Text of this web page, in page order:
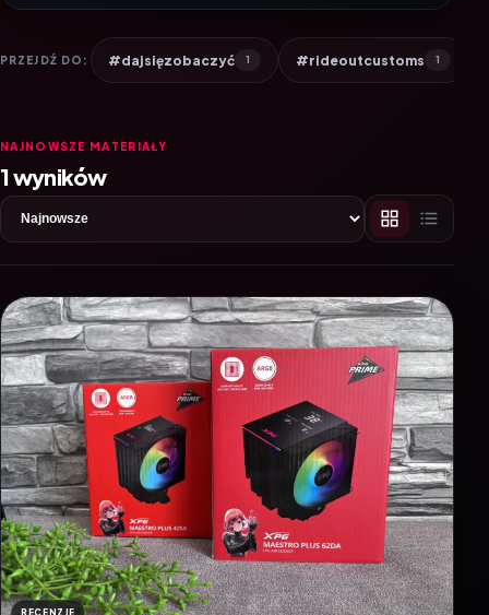
PRZEJDŹ DO: #dajsięzobaczyć 1 #rideoutcustoms 1
NAJNOWSZE MATERIAŁY
1 wyników